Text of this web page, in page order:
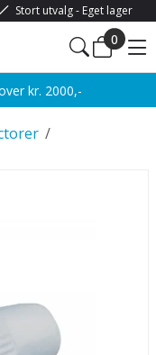
Stort utvalg - Eget lager
0
kr. 2000,-
/